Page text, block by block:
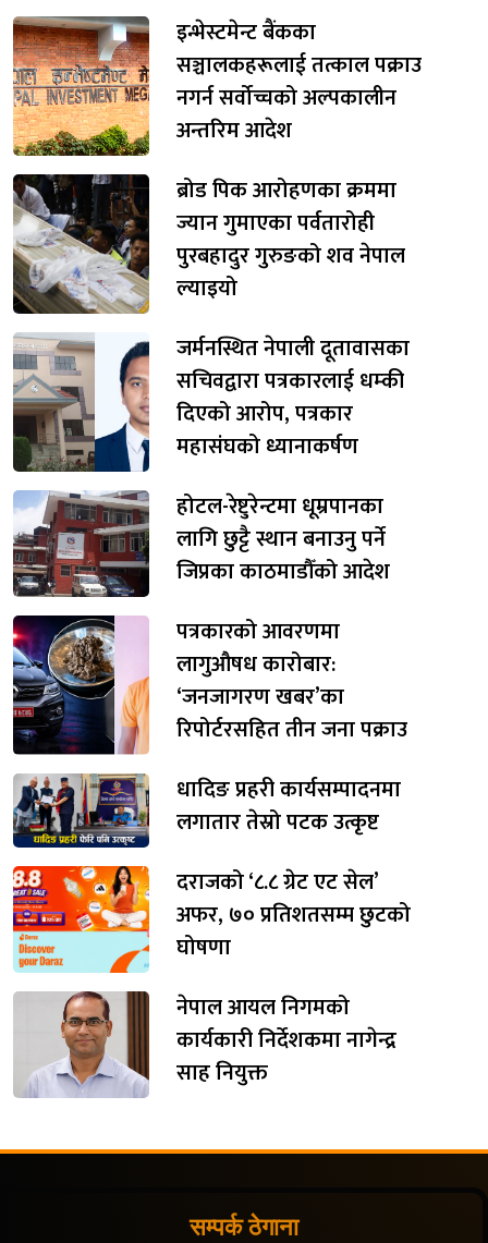
इन्भेस्टमेन्ट बैंकका
सञ्चालकहरूलाई तत्काल पक्राउ
नगर्न सर्वोच्चको अल्पकालीन
अन्तरिम आदेश
ब्रोड पिक आरोहणका क्रममा
ज्यान गुमाएका पर्वतारोही
पुरबहादुर गुरुङको शव नेपाल
ल्याइयो
जर्मनस्थित नेपाली दूतावासका
सचिवद्वारा पत्रकारलाई धम्की
दिएको आरोप, पत्रकार
महासंघको ध्यानाकर्षण
होटल-रेष्टुरेन्टमा धूम्रपानका
लागि छुट्टै स्थान बनाउनु पर्ने
जिप्रका काठमाडौँको आदेश
पत्रकारको आवरणमा
लागुऔषध कारोबार:
‘जनजागरण खबर’का
रिपोर्टरसहित तीन जना पक्राउ
धादिङ प्रहरी कार्यसम्पादनमा
लगातार तेस्रो पटक उत्कृष्ट
दराजको ‘८.८ ग्रेट एट सेल’
अफर, ७० प्रतिशतसम्म छुटको
घोषणा
नेपाल आयल निगमको
कार्यकारी निर्देशकमा नागेन्द्र
साह नियुक्त
सम्पर्क ठेगाना